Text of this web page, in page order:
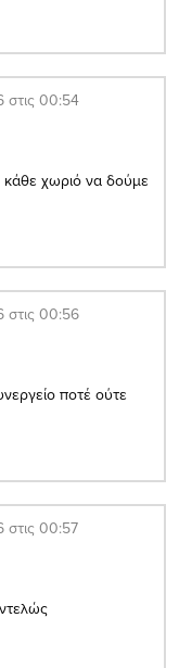
00:54
κάθε χωριό να δούμε
00:56
ποτέ ούτε
00:57